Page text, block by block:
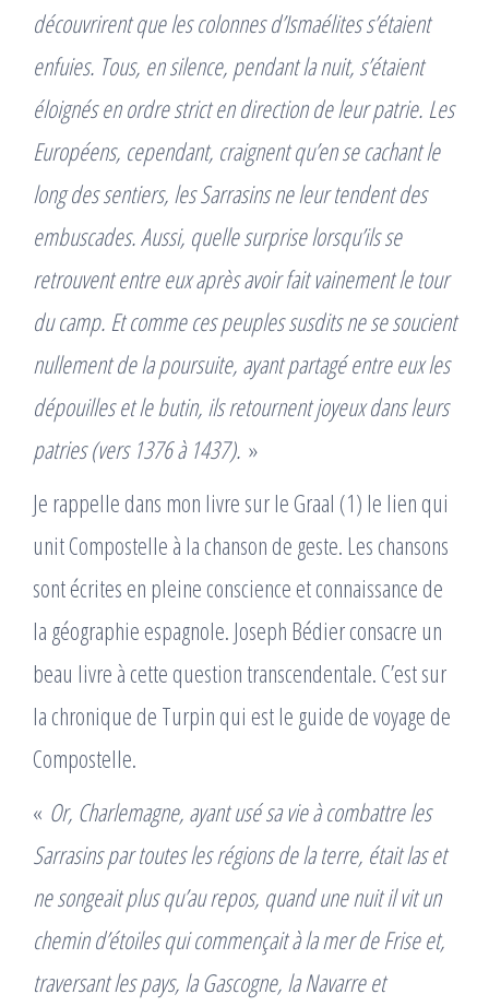
découvrirent que les colonnes d’Ismaélites s’étaient
enfuies. Tous, en silence, pendant la nuit, s’étaient
éloignés en ordre strict en direction de leur patrie. Les
Européens, cependant, craignent qu’en se cachant le
long des sentiers, les Sarrasins ne leur tendent des
embuscades. Aussi, quelle surprise lorsqu’ils se
retrouvent entre eux après avoir fait vainement le tour
du camp. Et comme ces peuples susdits ne se soucient
nullement de la poursuite, ayant partagé entre eux les
dépouilles et le butin, ils retournent joyeux dans leurs
patries (vers 1376 à 1437). »
Je rappelle dans mon livre sur le Graal (1) le lien qui
unit Compostelle à la chanson de geste. Les chansons
sont écrites en pleine conscience et connaissance de
la géographie espagnole. Joseph Bédier consacre un
beau livre à cette question transcendentale. C’est sur
la chronique de Turpin qui est le guide de voyage de
Compostelle.
« Or, Charlemagne, ayant usé sa vie à combattre les
Sarrasins par toutes les régions de la terre, était las et
ne songeait plus qu’au repos, quand une nuit il vit un
chemin d’étoiles qui commençait à la mer de Frise et,
traversant les pays, la Gascogne, la Navarre et